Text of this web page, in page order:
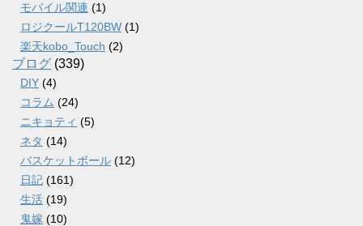
モバイル関連 (1)
ロジクールT120BW (1)
楽天kobo_Touch (2)
ブログ (339)
DIY (4)
コラム (24)
ニキョティ (5)
ネタ (14)
バスケットボール (12)
日記 (161)
生活 (19)
鬼嫁 (10)